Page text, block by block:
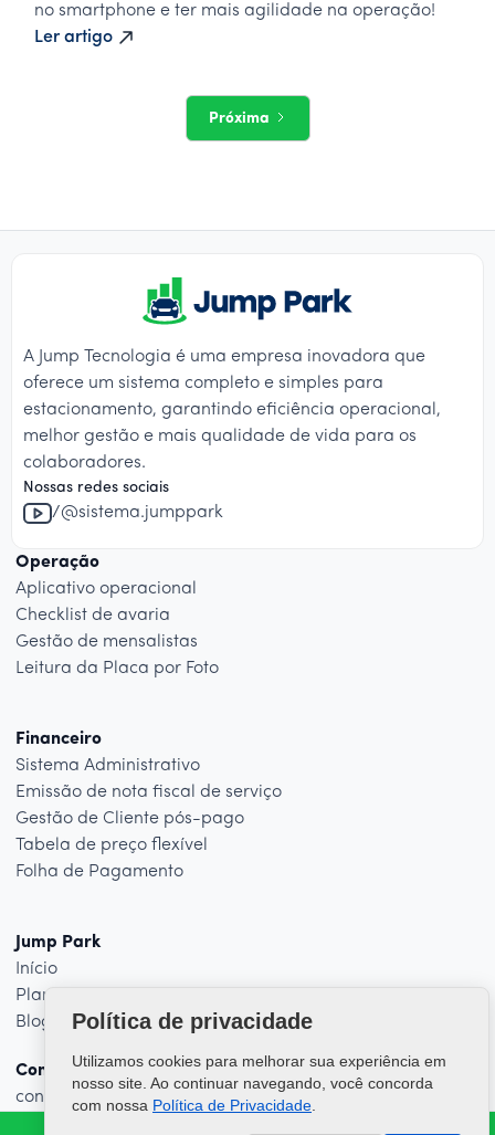
no smartphone e ter mais agilidade na operação!
Ler artigo
Próxima
A Jump Tecnologia é uma empresa inovadora que
oferece um sistema completo e simples para
estacionamento, garantindo eficiência operacional,
melhor gestão e mais qualidade de vida para os
colaboradores.
Nossas redes sociais
/@sistema.jumppark
Operação
Aplicativo operacional
Checklist de avaria
Gestão de mensalistas
Leitura da Placa por Foto
Financeiro
Sistema Administrativo
Emissão de nota fiscal de serviço
Gestão de Cliente pós-pago
Tabela de preço flexível
Folha de Pagamento
Jump Park
Início
Planos
Blog
Contato
contato@jumptecnologia.com
Política de privacidade
Utilizamos cookies para melhorar sua experiência em
nosso site. Ao continuar navegando, você concorda
com nossa Política de Privacidade